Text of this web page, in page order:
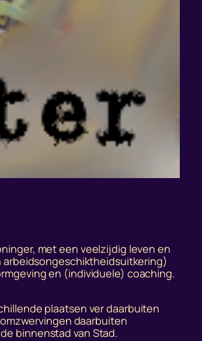
met een veelzijdig leven en
arbeidsongeschiktheidsuitkering)
en (individuele) coaching.
plaatsen ver daarbuiten
daarbuiten
binnenstad van Stad.